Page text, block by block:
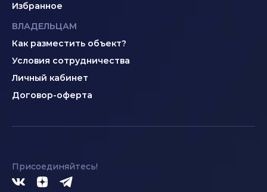
Избранное
ВЛАДЕЛЬЦАМ
Как разместить объект?
Условия сотрудничества
Личный кабинет
Договор-оферта
Присоединяйтесь!